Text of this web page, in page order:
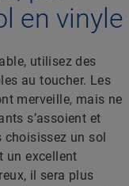
en vinyle
utilisez des
au toucher. Les
merveille, mais ne
s’assoient et
un sol
un excellent
il sera plus